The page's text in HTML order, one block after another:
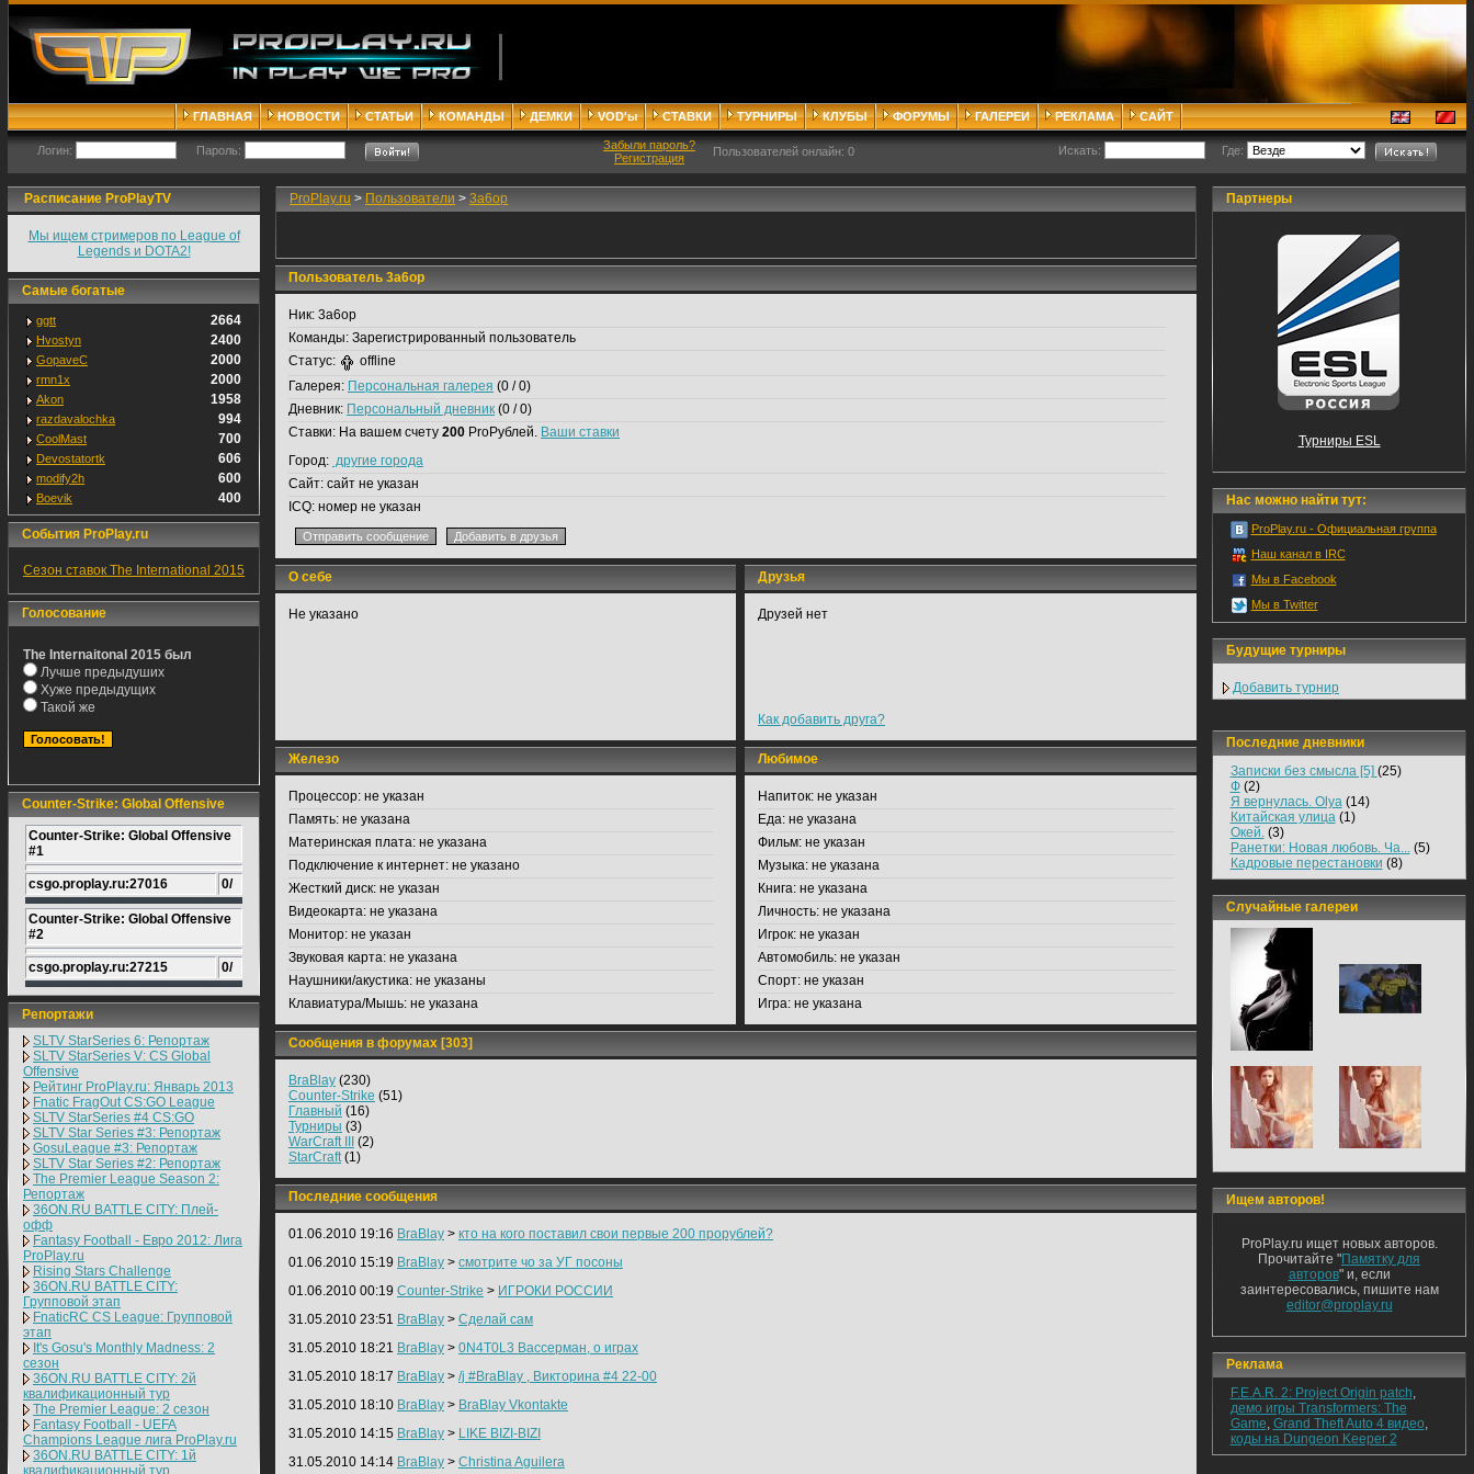
ГЛАВНАЯ НОВОСТИ СТАТЬИ КОМАНДЫ ДЕМКИ VOD'ы СТАВКИ ТУРНИРЫ КЛУБЫ ФОРУМЫ ГАЛЕРЕИ РЕКЛАМА САЙТ
Логин: Пароль:
Забыли пароль?
Регистрация
Пользователей онлайн: 0 Искать: Где:
Расписание ProPlayTV
Мы ищем стримеров по League of
Legends и DOTA2!
Самые богатые
ggtt 2664
Hvostyn 2400
GopaveC 2000
rmn1x 2000
Akon 1958
razdavalochka 994
CoolMast 700
Devostatortk 606
modify2h 600
Boevik 400
События ProPlay.ru
Сезон ставок The International 2015
Голосование
The Internaitonal 2015 был
Лучше предыдуших
Хуже предыдущих
Такой же
Counter-Strike: Global Offensive
Counter-Strike: Global Offensive
#1
csgo.proplay.ru:27016 0/
Counter-Strike: Global Offensive
#2
csgo.proplay.ru:27215 0/
Репортажи
SLTV StarSeries 6: Репортаж
SLTV StarSeries V: CS Global
Offensive
Рейтинг ProPlay.ru: Январь 2013
Fnatic FragOut CS:GO League
SLTV StarSeries #4 CS:GO
SLTV Star Series #3: Репортаж
GosuLeague #3: Репортаж
SLTV Star Series #2: Репортаж
The Premier League Season 2:
Репортаж
36ON.RU BATTLE CITY: Плей-
офф
Fantasy Football - Евро 2012: Лига
ProPlay.ru
Rising Stars Challenge
36ON.RU BATTLE CITY:
Групповой этап
FnaticRC CS League: Групповой
этап
It's Gosu's Monthly Madness: 2
сезон
36ON.RU BATTLE CITY: 2й
квалификационный тур
The Premier League: 2 cезон
Fantasy Football - UEFA
Champions League лига ProPlay.ru
36ON.RU BATTLE CITY: 1й
квалификационный тур
ProPlay.ru > Пользователи > 3a6op
Пользователь 3a6op
Ник: 3a6op
Команды: Зарегистрированный пользователь
Статус:
offline
Галерея: Персональная галерея (0 / 0)
Дневник: Персональный дневник (0 / 0)
Ставки: На вашем счету 200 ProРублей. Ваши ставки
Город: другие города
Сайт: сайт не указан
ICQ: номер не указан
О себе
Не указано
Друзья
Друзей нет
Как добавить друга?
Железо
Процессор: не указан
Память: не указана
Материнская плата: не указана
Подключение к интернет: не указано
Жесткий диск: не указан
Видеокарта: не указана
Монитор: не указан
Звуковая карта: не указана
Наушники/акустика: не указаны
Клавиатура/Мышь: не указана
Любимое
Напиток: не указан
Еда: не указана
Фильм: не указан
Музыка: не указана
Книга: не указана
Личность: не указана
Игрок: не указан
Автомобиль: не указан
Спорт: не указан
Игра: не указана
Сообщения в форумах [303]
BraBlay (230)
Counter-Strike (51)
Главный (16)
Турниры (3)
WarCraft III
(2)
StarCraft(1)
Последние сообщения
01.06.2010 19:16 BraBlay > кто на кого поставил свои первые 200 прорублей?
01.06.2010 15:19 BraBlay > смотрите чо за УГ посоны
01.06.2010 00:19 Counter-Strike > ИГРОКИ РОССИИ
31.05.2010 23:51 BraBlay > Сделай сам
31.05.2010 18:21 BraBlay > 0N4T0L3 Вассерман, о играх
31.05.2010 18:17 BraBlay > /j #BraBlay , Викторина #4 22-00
31.05.2010 18:10 BraBlay > BraBlay Vkontakte
31.05.2010 14:15 BraBlay > LIKE BIZI-BIZI
31.05.2010 14:14 BraBlay > Christina Aguilera
Партнеры
Турниры ESL
Нас можно найти тут:
ProPlay.ru - Официальная группа
Наш канал в IRC
Мы в Facebook
Мы в Twitter
Будущие турниры
Добавить турнир
Последние дневники
Записки без смысла [5] (25)
Ф(2)
Я вернулась. Olya(14)
Китайская улица(1)
Окей.(3)
Ранетки: Новая любовь. Ча...(5)
Кадровые перестановки (8)
Случайные галереи
Ищем авторов!
ProPlay.ru ищет новых авторов.
Прочитайте "Памятку для
авторов" и, если
заинтересовались, пишите нам
editor@proplay.ru
Реклама
F.E.A.R. 2: Project Origin patch,
демо игры Transformers: The
Game, Grand Theft Auto 4 видео,
коды на Dungeon Keeper 2